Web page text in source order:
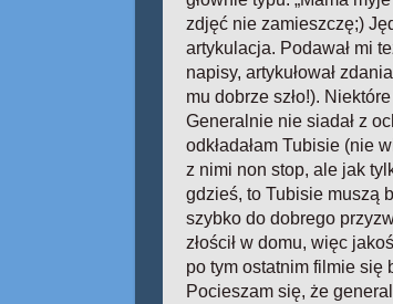
zdjęć nie zamieszczę;)
artykulacja. Podawał mi
napisy, artykułował
mu dobrze szło!).
Generalnie nie siadał z
odkładałam Tubisie (nie
z nimi non stop, ale jak
gdzieś, to Tubisie muszą
szybko do dobrego
złościł w domu, więc
po tym ostatnim filmie się
Pocieszam się, że